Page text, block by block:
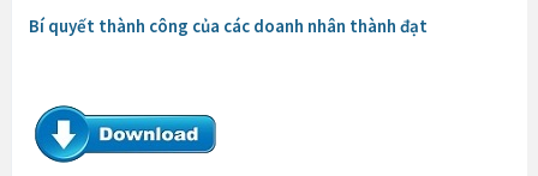
Bí quyết thành công của các doanh nhân thành đạt